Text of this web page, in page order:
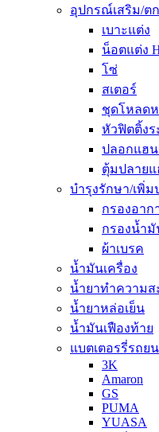
อุปกรณ์เสริม/ต
เบาะแต่ง
น็อตแต่ง
โซ่
สเตอร์
ชุดโหลด
หัวฟิตติ้งร
ปลอกแฮ
ตุ้มปลาย
บำรุงรักษา/เพิ่
กรองอาก
กรองน้ำมั
ผ้าเบรค
น้ำมันเครื่อง
น้ำยาทำความส
น้ำยาหล่อเย็น
น้ำมันเฟืองท้าย
แบตเตอรรี่รถย
3K
Amaron
GS
PUMA
YUASA